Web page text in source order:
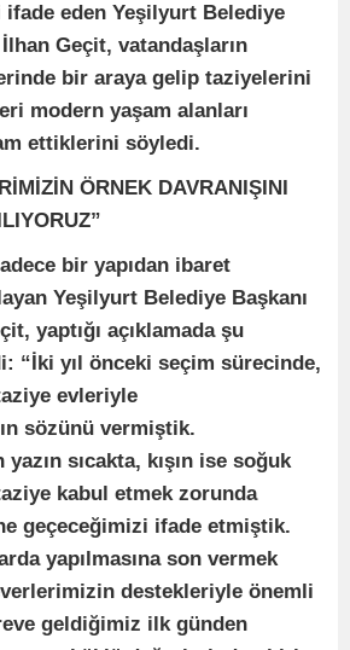
eden Yeşilyurt Belediye
Geçit, vatandaşların
bir araya gelip taziyelerini
modern yaşam alanları
ettiklerini söyledi.
ÖRNEK DAVRANIŞINI
bir yapıdan ibaret
Yeşilyurt Belediye Başkanı
yaptığı açıklamada şu
“İki yıl önceki seçim sürecinde,
evleriyle
sözünü vermiştik.
yazın sıcakta, kışın ise soğuk
kabul etmek zorunda
geçeceğimizi ifade etmiştik.
yapılmasına son vermek
destekleriyle önemli
geldiğimiz ilk günden